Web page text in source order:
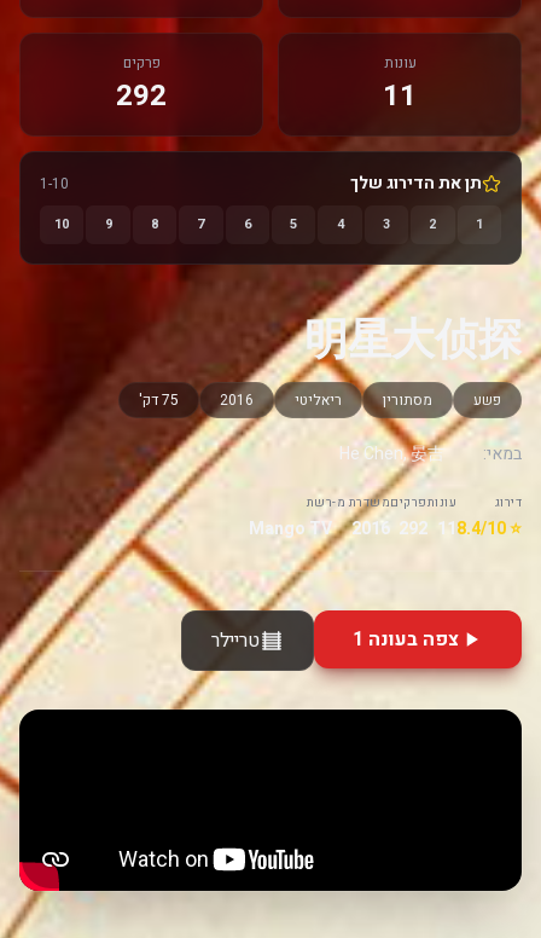
עונות
11
פרקים
292
תן את הדירוג שלך 1-10
1
2
3
4
5
6
7
8
9
10
明星大侦探
פשע מסתורין ריאליטי 2016 75 דק'
במאי: He Chen, 晏吉
דירוג
⭐ 8.4/10
עונות
11
פרקים
292
משדרת מ-
2016
רשת
Mango TV
צפה בעונה 1 טריילר